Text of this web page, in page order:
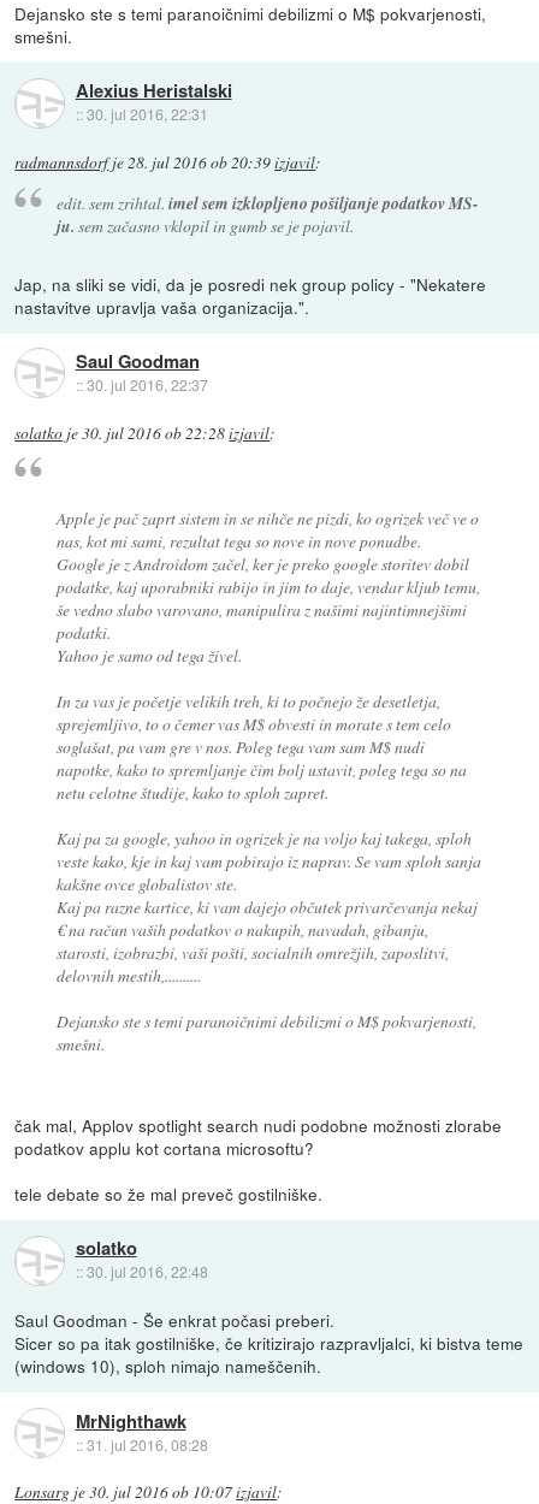
Dejansko ste s temi paranoičnimi debilizmi o M$ pokvarjenosti,
smešni.
Alexius Heristalski
::30. jul 2016, 22:31
radmannsdorfje28. jul 2016 ob 20:39izjavil:
edit. sem zrihtal. imel sem izklopljeno pošiljanje podatkov MS-
ju. sem začasno vklopil in gumb se je pojavil.
Jap, na sliki se vidi, da je posredi nek group policy - "Nekatere
nastavitve upravlja vaša organizacija.".
Saul Goodman
::30. jul 2016, 22:37
solatko je30. jul 2016 ob 22:28izjavil:
Apple je pač zaprt sistem in se nihče ne pizdi, ko ogrizek več ve o
nas, kot mi sami, rezultat tega so nove in nove ponudbe.
Google je z Androidom začel, ker je preko google storitev dobil
podatke, kaj uporabniki rabijo in jim to daje, vendar kljub temu,
še vedno slabo varovano, manipulira z našimi najintimnejšimi
podatki.
Yahoo je samo od tega živel.
In za vas je početje velikih treh, ki to počnejo že desetletja,
sprejemljivo, to o čemer vas M$ obvesti in morate s tem celo
soglašat, pa vam gre v nos. Poleg tega vam sam M$ nudi
napotke, kako to spremljanje čim bolj ustavit, poleg tega so na
netu celotne študije, kako to sploh zapret.
Kaj pa za google, yahoo in ogrizek je na voljo kaj takega, sploh
veste kako, kje in kaj vam pobirajo iz naprav. Se vam sploh sanja
kakšne ovce globalistov ste.
Kaj pa razne kartice, ki vam dajejo občutek privarčevanja nekaj
€ na račun vaših podatkov o nakupih, navadah, gibanju,
starosti, izobrazbi, vaši pošti, socialnih omrežjih, zaposlitvi,
delovnih mestih,..........
Dejansko ste s temi paranoičnimi debilizmi o M$ pokvarjenosti,
smešni.
čak mal, Applov spotlight search nudi podobne možnosti zlorabe
podatkov applu kot cortana microsoftu?
tele debate so že mal preveč gostilniške.
solatko
::30. jul 2016, 22:48
Saul Goodman - Še enkrat počasi preberi.
Sicer so pa itak gostilniške, če kritizirajo razpravljalci, ki bistva teme
(windows 10), sploh nimajo nameščenih.
MrNighthawk
::31. jul 2016, 08:28
Lonsarg je30. jul 2016 ob 10:07izjavil: